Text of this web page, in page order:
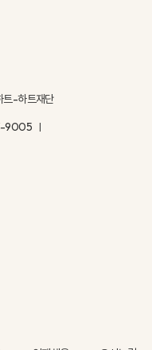
트-하트재단
9005